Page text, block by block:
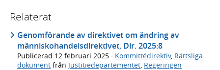
Relaterat
Genomförande av direktivet om ändring av
människohandelsdirektivet, Dir. 2025:8
Publicerad 12 februari 2025 · Kommittédirektiv, Rättsliga
dokument från Justitiedepartementet Regeringen